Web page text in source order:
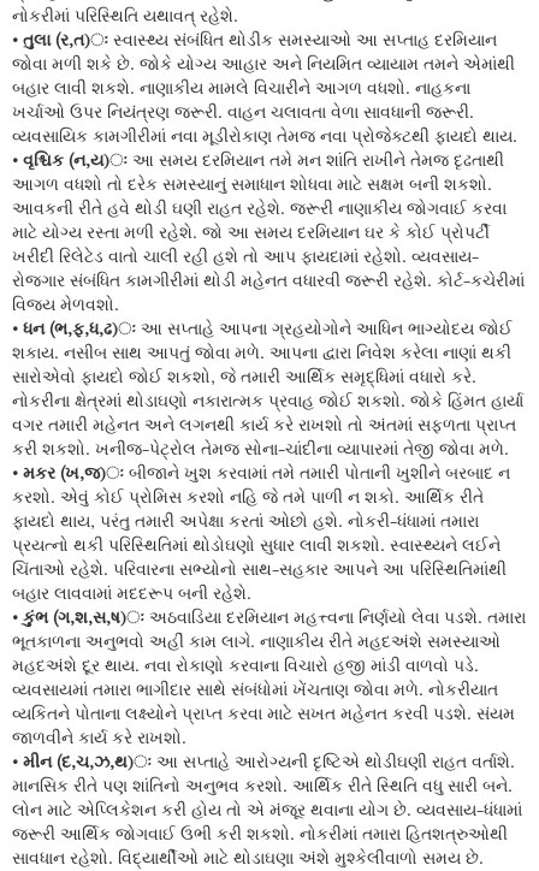
નોકરીમાં પરિસ્થિતિ યથાવત્ રહેશે.
• તુલા (ર,ત)ઃ સ્વાસ્થ્ય સંબંધિત થોડીક સમસ્યાઓ આ સપ્તાહ દરમિયાન
જોવા મળી શકે છે. જોકે યોગ્ય આહાર અને નિયમિત વ્યાયામ તમને એમાંથી
બહાર લાવી શકશે. નાણાકીય મામલે વિચારીને આગળ વધશો. નાહકના
ખર્ચાઓ ઉપર નિયંત્રણ જરૂરી. વાહન ચલાવતા વેળા સાવધાની જરૂરી.
વ્યવસાયિક કામગીરીમાં નવા મૂડીરોકાણ તેમજ નવા પ્રોજેક્ટથી ફાયદો થાય.
• વૃશ્ચિક (ન,ય)ઃ આ સમય દરમિયાન તમે મન શાંતિ રાખીને તેમજ દૃઢતાથી
આગળ વધશો તો દરેક સમસ્યાનું સમાધાન શોધવા માટે સક્ષમ બની શકશો.
આવકની રીતે હવે થોડી ઘણી રાહત રહેશે. જરૂરી નાણાકીય જોગવાઈ કરવા
માટે યોગ્ય રસ્તા મળી રહેશે. જો આ સમય દરમિયાન ઘર કે કોઈ પ્રોપર્ટી
ખરીદી રિલેટેડ વાતો ચાલી રહી હશે તો આપ ફાયદામાં રહેશો. વ્યવસાય-
રોજગાર સંબંધિત કામગીરીમાં થોડી મહેનત વધારવી જરૂરી રહેશે. કોર્ટ-કચેરીમાં
વિજય મેળવશો.
• ધન (ભ,ફ,ધ,ઢ)ઃ આ સપ્તાહે આપના ગ્રહયોગોને આધિન ભાગ્યોદય જોઈ
શકાય. નસીબ સાથ આપતું જોવા મળે. આપના દ્વારા નિવેશ કરેલા નાણાં થકી
સારોએવો ફાયદો જોઈ શકશો, જે તમારી આર્થિક સમૃદ્ધિમાં વધારો કરે.
નોકરીના ક્ષેત્રમાં થોડાઘણો નકારાત્મક પ્રવાહ જોઈ શકશો. જોકે હિંમત હાર્યા
વગર તમારી મહેનત અને લગનથી કાર્ય કરે રાખશો તો અંતમાં સફળતા પ્રાપ્ત
કરી શકશો. ખનીજ-પેટ્રોલ તેમજ સોના-ચાંદીના વ્યાપારમાં તેજી જોવા મળે.
• મકર (ખ,જ)ઃ બીજાને ખુશ કરવામાં તમે તમારી પોતાની ખુશીને બરબાદ ન
કરશો. એવું કોઈ પ્રોમિસ કરશો નહિ જે તમે પાળી ન શકો. આર્થિક રીતે
ફાયદો થાય, પરંતુ તમારી અપેક્ષા કરતાં ઓછો હશે. નોકરી-ધંધામાં તમારા
પ્રયત્નો થકી પરિસ્થિતિમાં થોડોઘણો સુધાર લાવી શકશો. સ્વાસ્થ્યને લઈને
ચિંતાઓ રહેશે. પરિવારના સભ્યોનો સાથ-સહકાર આપને આ પરિસ્થિતિમાંથી
બહાર લાવવામાં મદદરૂપ બની રહેશે.
• કુંભ (ગ,શ,સ,ષ)ઃ અઠવાડિયા દરમિયાન મહત્ત્વના નિર્ણયો લેવા પડશે. તમારા
ભૂતકાળના અનુભવો અહીં કામ લાગે. નાણાકીય રીતે મહદઅંશે સમસ્યાઓ
મહદઅંશે દૂર થાય. નવા રોકાણો કરવાના વિચારો હજી માંડી વાળવો પડે.
વ્યવસાયમાં તમારા ભાગીદાર સાથે સંબંધોમાં ખેંચતાણ જોવા મળે. નોકરીયાત
વ્યકિતને પોતાના લક્ષ્યોને પ્રાપ્ત કરવા માટે સખત મહેનત કરવી પડશે. સંયમ
જાળવીને કાર્ય કરે રાખશો.
• મીન (દ,ચ,ઝ,થ)ઃ આ સપ્તાહે આરોગ્યની દૃષ્ટિએ થોડીઘણી રાહત વર્તાશે.
માનસિક રીતે પણ શાંતિનો અનુભવ કરશો. આર્થિક રીતે સ્થિતિ વધુ સારી બને.
લોન માટે એપ્લિકેશન કરી હોય તો એ મંજૂર થવાના યોગ છે. વ્યવસાય-ધંધામાં
જરૂરી આર્થિક જોગવાઈ ઉભી કરી શકશો. નોકરીમાં તમારા હિતશત્રુઓથી
સાવધાન રહેશો. વિદ્યાર્થીઓ માટે થોડાઘણા અંશે મુશ્કેલીવાળો સમય છે.